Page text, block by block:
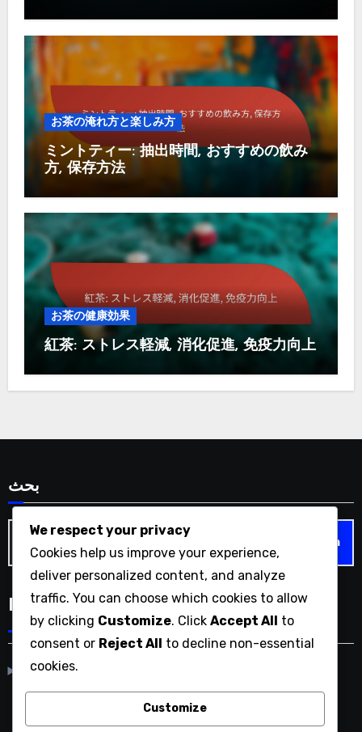
お茶の淹れ方と楽しみ方
ミントティー: 抽出時間, おすすめの飲み
方, 保存方法
お茶の健康効果
紅茶: ストレス軽減, 消化促進, 免疫力向上
بحث
Search
Language
Japanese
We respect your privacy
Cookies help us improve your experience,
deliver personalized content, and analyze
traffic. You can choose which cookies to allow
by clicking Customize. Click Accept All to
consent or Reject All to decline non-essential
cookies.
Customize